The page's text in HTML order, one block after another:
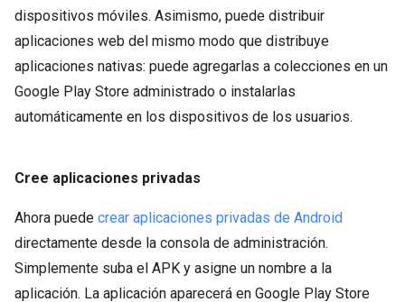
dispositivos móviles. Asimismo, puede distribuir
aplicaciones web del mismo modo que distribuye
aplicaciones nativas: puede agregarlas a colecciones en un
Google Play Store administrado o instalarlas
automáticamente en los dispositivos de los usuarios.
Cree aplicaciones privadas
Ahora puede crear aplicaciones privadas de Android
directamente desde la consola de administración.
Simplemente suba el APK y asigne un nombre a la
aplicación. La aplicación aparecerá en Google Play Store